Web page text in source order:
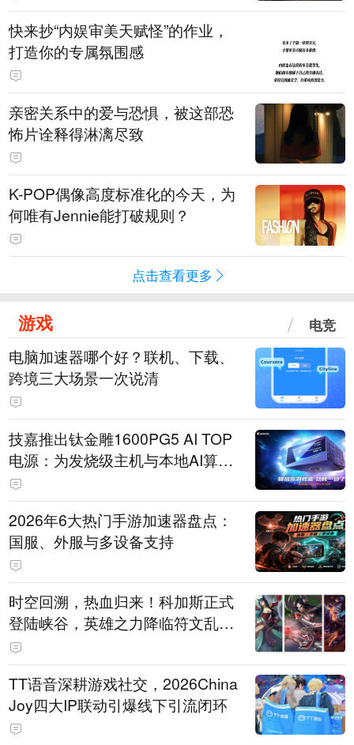
快来抄“内娱审美天赋怪”的作业，
打造你的专属氛围感
亲密关系中的爱与恐惧，被这部恐
怖片诠释得淋漓尽致
K-POP偶像高度标准化的今天，为
何唯有Jennie能打破规则？
点击查看更多
游戏 电竞
电脑加速器哪个好？联机、下载、
跨境三大场景一次说清
技嘉推出钛金雕1600PG5 AI TOP
电源：为发烧级主机与本地AI算力
打造旗舰供电方案
2026年6大热门手游加速器盘点：
国服、外服与多设备支持
时空回溯，热血归来！科加斯正式
登陆峡谷，英雄之力降临符文乱
斗！
TT语音深耕游戏社交，2026China
Joy四大IP联动引爆线下引流闭环